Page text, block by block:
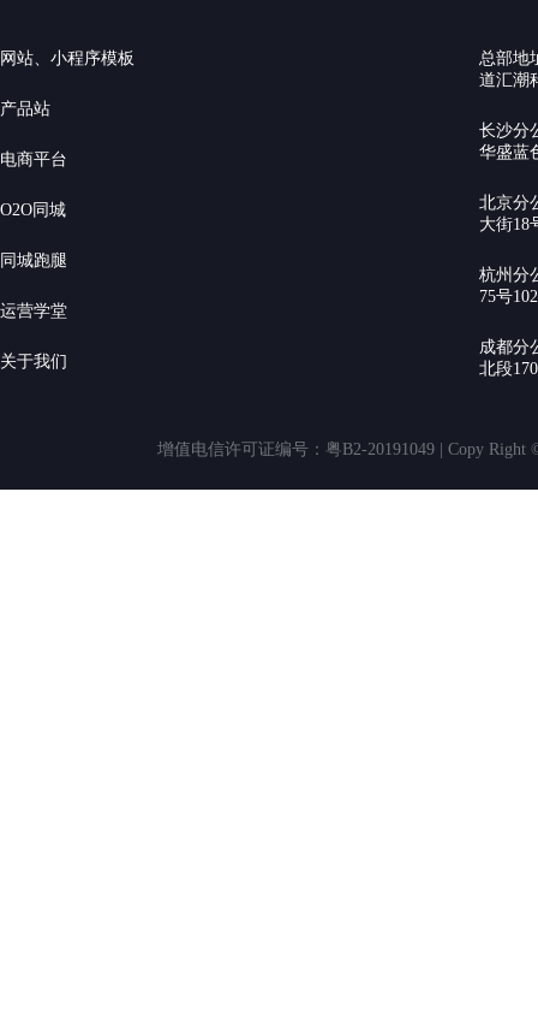
网站、小程序模板
产品站
电商平台
O2O同城
同城跑腿
运营学堂
关于我们
总部地
道汇潮
长沙分
华盛蓝
北京分
大街18
杭州分
75号
成都分
北段
增值电信许可证编号：粤B2-20191049 | Copy